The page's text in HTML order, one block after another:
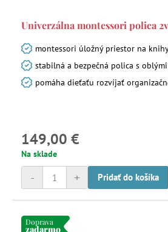
Univerzálna montessori polica
montessori úložný priestor na
stabilná a bezpečná polica s
pomáha dieťaťu rozvíjať
149,00 €
Na sklade
+
- Pridať do košíka
Doprava
zadarmo